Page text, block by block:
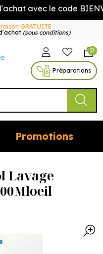
avec le code
GRATUITE
(sous conditions)
Autour de la Pharmacie
0
Préparations
Promotions
Lavage